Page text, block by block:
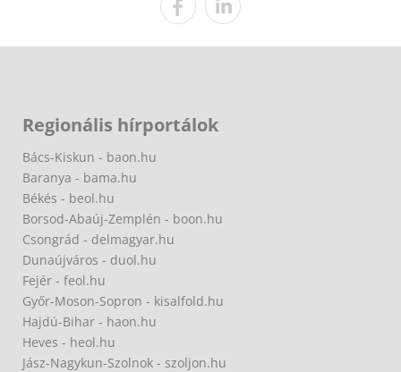
Regionális hírportálok
Bács-Kiskun - baon.hu
Baranya - bama.hu
Békés - beol.hu
Borsod-Abaúj-Zemplén - boon.hu
Csongrád - delmagyar.hu
Dunaújváros - duol.hu
Fejér - feol.hu
Győr-Moson-Sopron - kisalfold.hu
Hajdú-Bihar - haon.hu
Heves - heol.hu
Jász-Nagykun-Szolnok - szoljon.hu